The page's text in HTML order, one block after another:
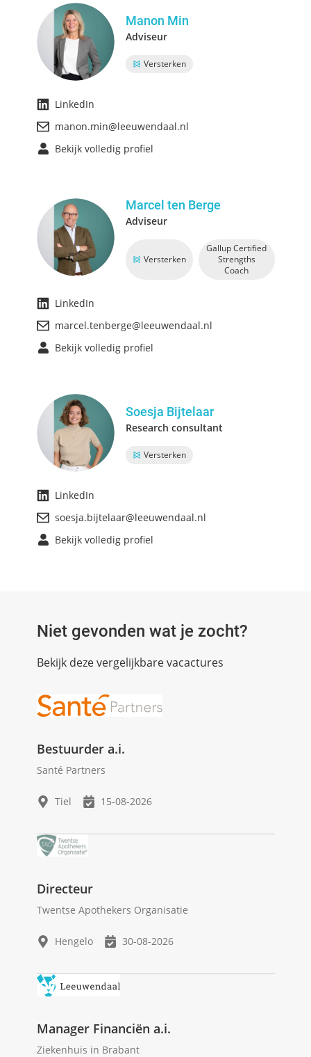
Manon Min
Adviseur
Versterken
LinkedIn
manon.min@leeuwendaal.nl
Bekijk volledig profiel
Marcel ten Berge
Adviseur
Versterken
Gallup Certified
Strengths
Coach
LinkedIn
marcel.tenberge@leeuwendaal.nl
Bekijk volledig profiel
Soesja Bijtelaar
Research consultant
Versterken
LinkedIn
soesja.bijtelaar@leeuwendaal.nl
Bekijk volledig profiel
Niet gevonden wat je zocht?
Bekijk deze vergelijkbare vacactures
Bestuurder a.i.
Santé Partners
Tiel 15-08-2026
Directeur
Twentse Apothekers Organisatie
Hengelo 30-08-2026
Manager Financiën a.i.
Ziekenhuis in Brabant